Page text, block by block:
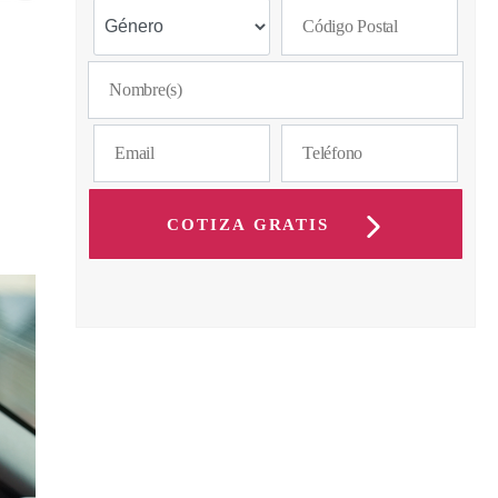
COTIZA GRATIS